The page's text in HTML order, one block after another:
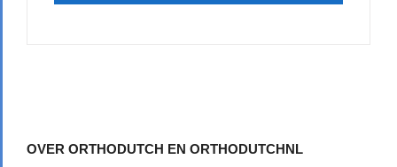
OVER ORTHODUTCH EN ORTHODUTCHNL